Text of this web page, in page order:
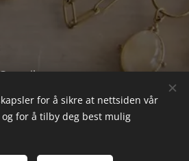
45435429
for å sikre at nettsiden vår
for å tilby deg best mulig